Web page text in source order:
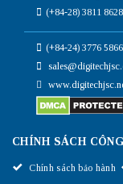
(+84-28) 3811
(+84-24) 3776
CHÍNH SÁCH
Chính sách bảo hành